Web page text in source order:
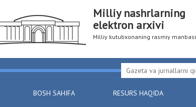
Milliy nashrlarning
elektron arxivi
Milliy kutubxonaning rasmiy manbasi
BOSH SAHIFA RESURS HAQIDA